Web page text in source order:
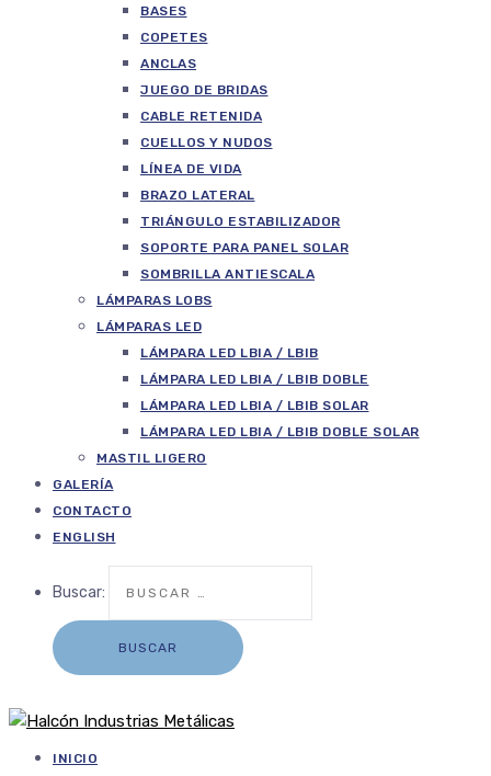
BASES
COPETES
ANCLAS
JUEGO DE BRIDAS
CABLE RETENIDA
CUELLOS Y NUDOS
LÍNEA DE VIDA
BRAZO LATERAL
TRIÁNGULO ESTABILIZADOR
SOPORTE PARA PANEL SOLAR
SOMBRILLA ANTIESCALA
LÁMPARAS LOBS
LÁMPARAS LED
LÁMPARA LED LBIA / LBIB
LÁMPARA LED LBIA / LBIB DOBLE
LÁMPARA LED LBIA / LBIB SOLAR
LÁMPARA LED LBIA / LBIB DOBLE SOLAR
MASTIL LIGERO
GALERÍA
CONTACTO
ENGLISH
Buscar:
INICIO